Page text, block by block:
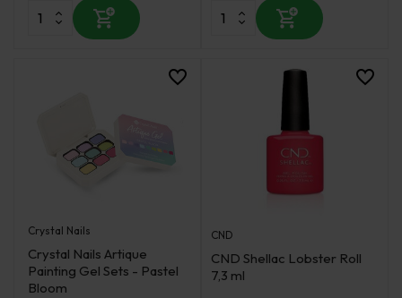
Crystal Nails
Crystal Nails Artique
Painting Gel Sets - Pastel
Bloom
CND
CND Shellac Lobster Roll
7,3 ml